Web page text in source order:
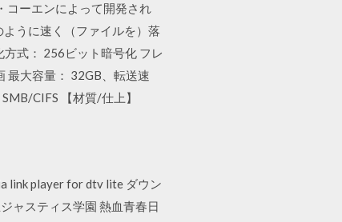
コーエンによって開発され
うに速く（ファイルを）落
式： 256ビット暗号化 フレ
大容量： 32GB、転送速
CIFS 【材質/仕上】
link player for dtv lite ダウン
ャスティス学園 熱血青春日